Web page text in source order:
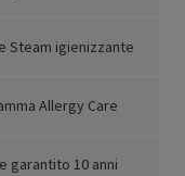
Steam igienizzante
Allergy Care
garantito 10 anni